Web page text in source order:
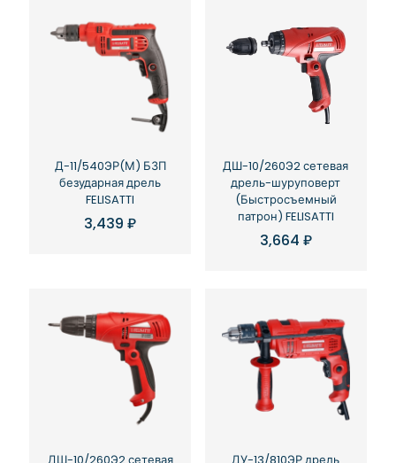
Д-11/540ЭР(М) БЗП
безударная дрель
FELISATTI
3,439₽
ДШ-10/260Э2 сетевая
дрель-шуруповерт
(Быстросъемный
патрон) FELISATTI
3,664 ₽